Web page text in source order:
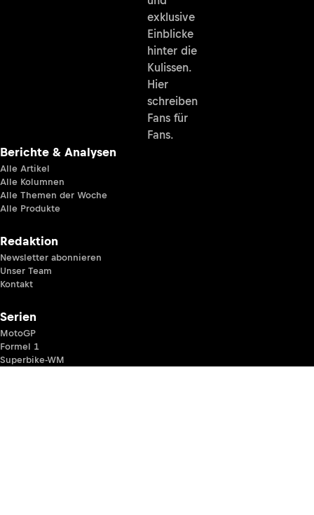
exklusive
Einblicke
hinter die
Kulissen.
Hier
schreiben
Fans für
Fans.
Berichte & Analysen
Alle Artikel
Alle Kolumnen
Alle Themen der Woche
Alle Produkte
Redaktion
Newsletter abonnieren
Unser Team
Kontakt
Serien
MotoGP
Formel 1
Superbike-WM